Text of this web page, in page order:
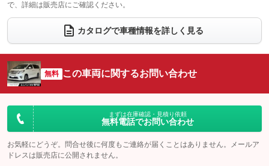
ウォークスルー
電動リアゲート フロントカメラ
：装備なし
シートエアコン
：装備なし 全周囲カメラ
：装備なし
サイドカメラ
：装備なし ルーフレール
：装備なし
エアサスペンション ヘッドライトウォッシャー
で、詳細は販売店にご確認ください。
カタログで車種情報を詳しく見る
無料 この車両に関するお問い合わせ
まずは在庫確認・見積り依頼
無料電話でお問い合わせ
お気軽にどうぞ。問合せ後に何度もご連絡が届くことはありません。メールア
ドレスは販売店に公開されません。